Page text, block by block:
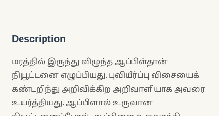
Description
மரத்தில் இருந்து விழுந்த ஆப்பிள்தான்
நியூட்டனை எழுப்பியது. புவியீர்ப்பு விசையைக்
கண்டறிந்து அறிவிக்கிற அறிவாளியாக அவரை
உயர்த்தியது. ஆப்பிளால் உருவான